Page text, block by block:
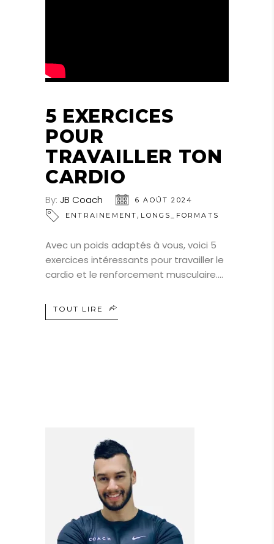
5 EXERCICES
POUR
TRAVAILLER TON
CARDIO
By: JB Coach
6 AOÛT 2024
ENTRAINEMENT, LONGS_FORMATS
Avec un poids adaptés à vous, voici 5
exercices intéressants pour travailler le
cardio et le renforcement musculaire.
TOUT LIRE